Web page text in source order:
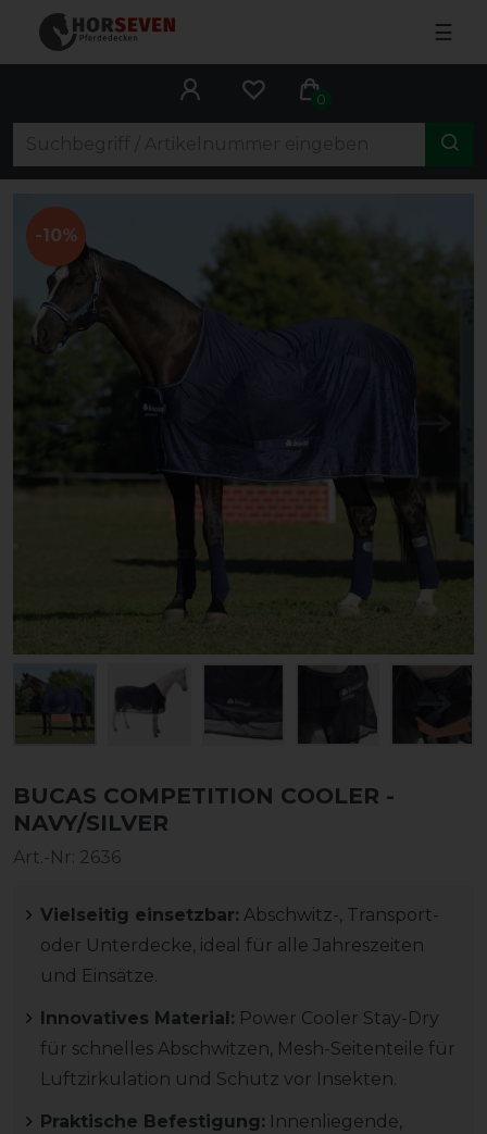
☰
0
-10%
BUCAS COMPETITION COOLER -
NAVY/SILVER
Art.-Nr: 2636
Vielseitig einsetzbar: Abschwitz-, Transport-
oder Unterdecke, ideal für alle Jahreszeiten
und Einsätze.
Innovatives Material: Power Cooler Stay-Dry
für schnelles Abschwitzen, Mesh-Seitenteile für
Luftzirkulation und Schutz vor Insekten.
Praktische Befestigung: Innenliegende,